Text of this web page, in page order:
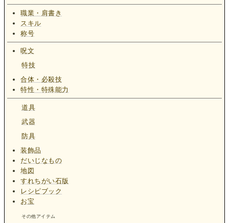
職業・肩書き
スキル
称号
呪文
特技
合体・必殺技
特性・特殊能力
道具
武器
防具
装飾品
だいじなもの
地図
すれちがい石版
レシピブック
お宝
その他アイテム